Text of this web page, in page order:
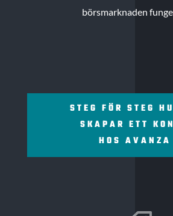
börsmarknaden
STEG FÖR STEG
SKAPAR ETT
HOS AVANZA